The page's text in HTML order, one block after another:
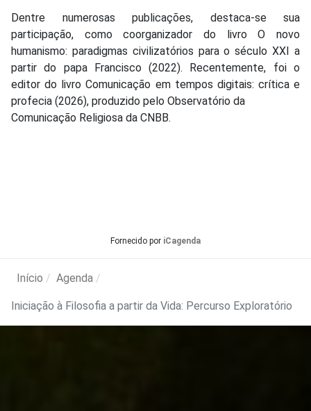
Dentre numerosas publicações, destaca-se sua
participação, como coorganizador do livro O novo
humanismo: paradigmas civilizatórios para o século XXI a
partir do papa Francisco (2022). Recentemente, foi o
editor do livro Comunicação em tempos digitais: crítica e
profecia (2026), produzido pelo Observatório da
Comunicação Religiosa da CNBB.
Fornecido por iCagenda
Início Agenda
Iniciação à Filosofia a partir da Vida: Percurso Exploratório